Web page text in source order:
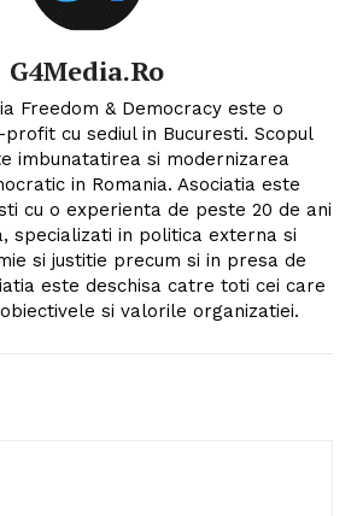
G4Media.ro
Freedom & Democracy este o
cu sediul in Bucuresti. Scopul
imbunatatirea si modernizarea
in Romania. Asociatia este
cu o experienta de peste 20 de ani
specializati in politica externa si
si justitie precum si in presa de
este deschisa catre toti cei care
si valorile organizatiei.